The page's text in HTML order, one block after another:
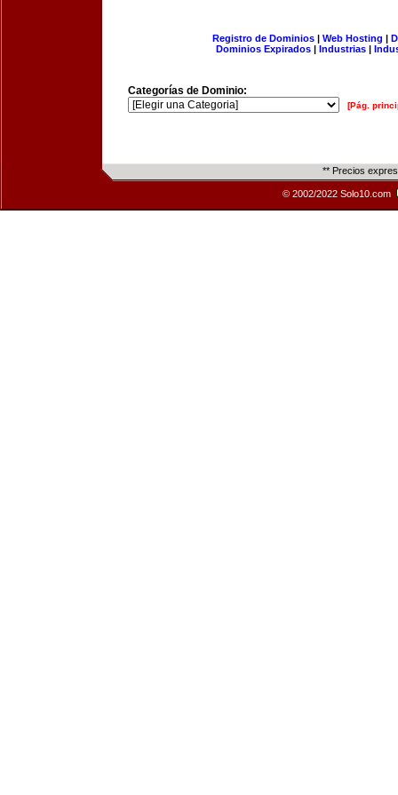
Registro de Dominios| Web Hosting |
Dominios Expirados | Industrias |
Categorías de Dominio:
[Pág.
** Precios
© 2002/2022 Solo10.com